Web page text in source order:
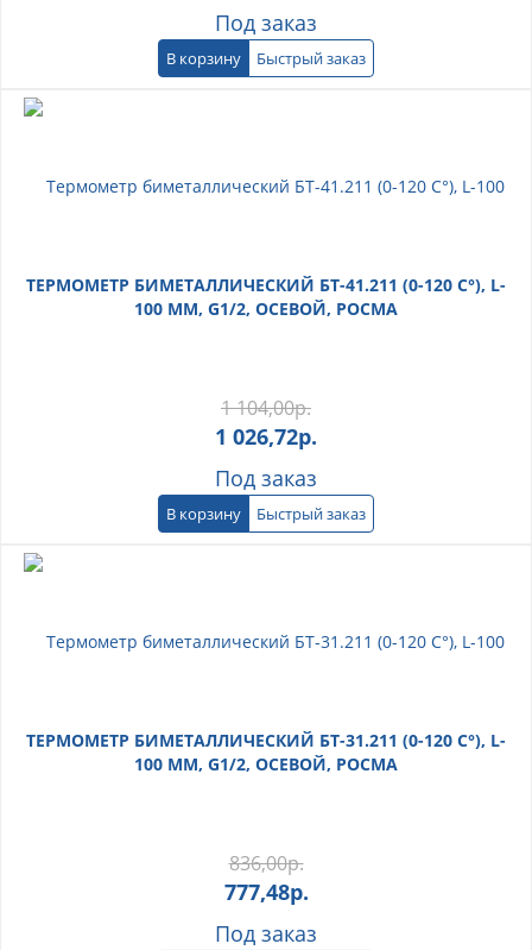
Под заказ
В корзину Быстрый заказ
ТЕРМОМЕТР БИМЕТАЛЛИЧЕСКИЙ БТ-41.211 (0-120 С°), L-
100 ММ, G1/2, ОСЕВОЙ, РОСМА
1 104,00р.
1 026,72р.
Под заказ
В корзину Быстрый заказ
ТЕРМОМЕТР БИМЕТАЛЛИЧЕСКИЙ БТ-31.211 (0-120 С°), L-
100 ММ, G1/2, ОСЕВОЙ, РОСМА
836,00р.
777,48р.
Под заказ